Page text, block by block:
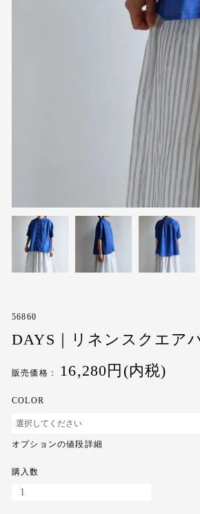
56860
DAYS｜リネンスクエア
販売価格： 16,280円(内税)
COLOR
オプションの値段詳細
購入数